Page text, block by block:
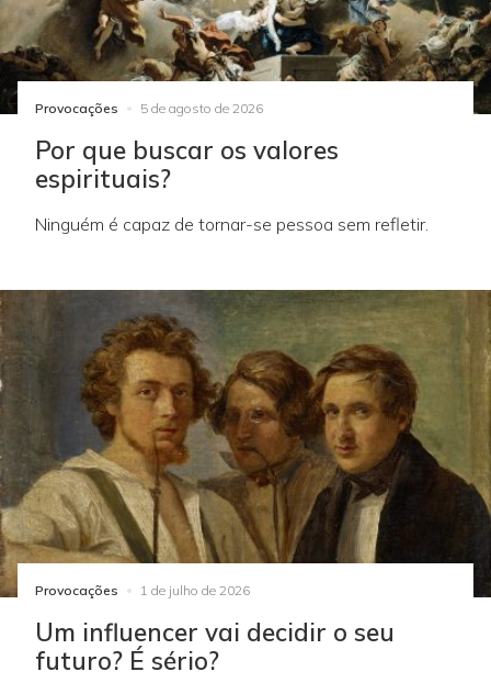
Provocações 5 de agosto de 2026
Por que buscar os valores
espirituais?
Ninguém é capaz de tornar-se pessoa sem refletir.
Provocações 1 de julho de 2026
Um influencer vai decidir o seu
futuro? É sério?